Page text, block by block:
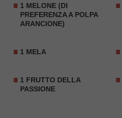
1 MELONE (DI
PREFERENZA A POLPA
ARANCIONE)
1 MELA
1 FRUTTO DELLA
PASSIONE